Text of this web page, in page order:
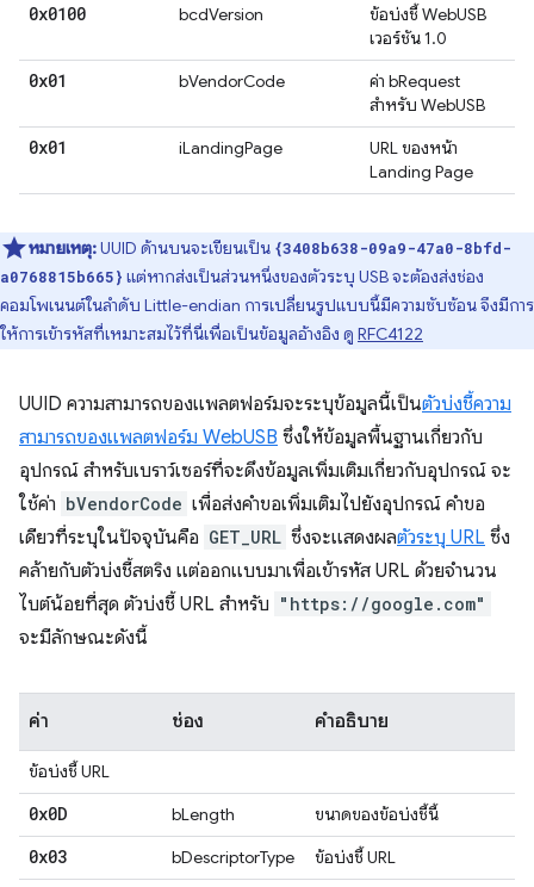
0x0100 bcdVersion
ข้อบ่งชี้ WebUSB
เวอร์ชัน 1.0
0x01 bVendorCode
ค่า bRequest
สำหรับ WebUSB
0x01 iLandingPage
URL ของหน้า
Landing Page
หมายเหตุ:UUID ด้านบนจะเขียนเป็น {3408b638-09a9-47a0-8bfd-
a0768815b665} แต่หากส่งเป็นส่วนหนึ่งของตัวระบุ USB จะต้องส่งช่อง
คอมโพเนนต์ในลำดับ Little-endian การเปลี่ยนรูปแบบนี้มีความซับซ้อน จึงมีการ
ให้การเข้ารหัสที่เหมาะสมไว้ที่นี่เพื่อเป็นข้อมูลอ้างอิง ดู RFC4122
UUID ความสามารถของแพลตฟอร์มจะระบุข้อมูลนี้เป็นตัวบ่งชี้ความ
สามารถของแพลตฟอร์ม WebUSB ซึ่งให้ข้อมูลพื้นฐานเกี่ยวกับ
อุปกรณ์ สําหรับเบราว์เซอร์ที่จะดึงข้อมูลเพิ่มเติมเกี่ยวกับอุปกรณ์ จะ
ใช้ค่า bVendorCode เพื่อส่งคําขอเพิ่มเติมไปยังอุปกรณ์ คําขอ
เดียวที่ระบุในปัจจุบันคือ GET_URL ซึ่งจะแสดงผลตัวระบุ URL ซึ่ง
คล้ายกับตัวบ่งชี้สตริง แต่ออกแบบมาเพื่อเข้ารหัส URL ด้วยจำนวน
ไบต์น้อยที่สุด ตัวบ่งชี้ URL สำหรับ "https://google.com"
จะมีลักษณะดังนี้
ค่า ช่อง คำอธิบาย
ข้อบ่งชี้ URL
0x0D bLength ขนาดของข้อบ่งชี้นี้
0x03 bDescriptorType ข้อบ่งชี้ URL